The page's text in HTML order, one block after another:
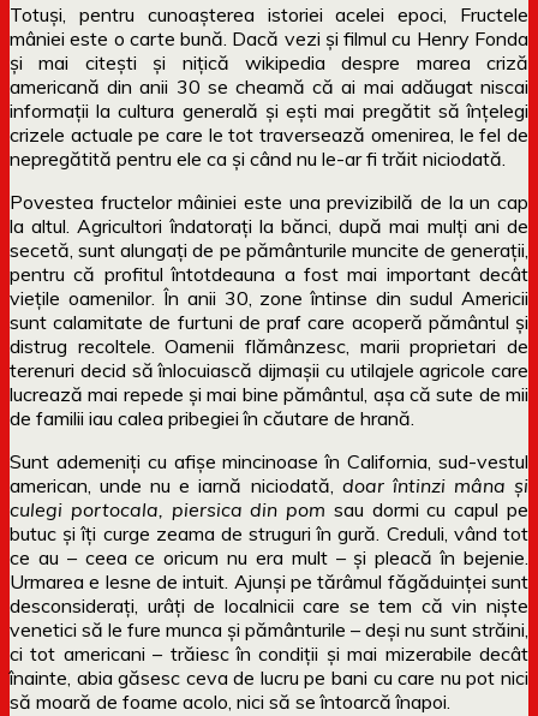
Totuși, pentru cunoașterea istoriei acelei epoci, Fructele
mâniei este o carte bună. Dacă vezi și filmul cu Henry Fonda
și mai citești și nițică wikipedia despre marea criză
americană din anii 30 se cheamă că ai mai adăugat niscai
informații la cultura generală și ești mai pregătit să înțelegi
crizele actuale pe care le tot traversează omenirea, le fel de
nepregătită pentru ele ca și când nu le-ar fi trăit niciodată.
Povestea fructelor mâiniei este una previzibilă de la un cap
la altul. Agricultori îndatorați la bănci, după mai mulți ani de
secetă, sunt alungați de pe pământurile muncite de generații,
pentru că profitul întotdeauna a fost mai important decât
viețile oamenilor. În anii 30, zone întinse din sudul Americii
sunt calamitate de furtuni de praf care acoperă pământul și
distrug recoltele. Oamenii flămânzesc, marii proprietari de
terenuri decid să înlocuiască dijmașii cu utilajele agricole care
lucrează mai repede și mai bine pământul, așa că sute de mii
de familii iau calea pribegiei în căutare de hrană.
Sunt ademeniți cu afișe mincinoase în California, sud-vestul
american, unde nu e iarnă niciodată, doar întinzi mâna și
culegi portocala, piersica din pom sau dormi cu capul pe
butuc și îți curge zeama de struguri în gură. Creduli, vând tot
ce au – ceea ce oricum nu era mult – și pleacă în bejenie.
Urmarea e lesne de intuit. Ajunși pe tărâmul făgăduinței sunt
desconsiderați, urâți de localnicii care se tem că vin niște
venetici să le fure munca și pământurile – deși nu sunt străini,
ci tot americani – trăiesc în condiții și mai mizerabile decât
înainte, abia găsesc ceva de lucru pe bani cu care nu pot nici
să moară de foame acolo, nici să se întoarcă înapoi.